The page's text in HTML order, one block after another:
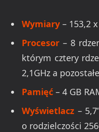
Wymiary – 153,2
Procesor – 8
którym cztery
2,1GHz a
Pamięć – 4 GB
Wyświetlacz –
o rodzielczości